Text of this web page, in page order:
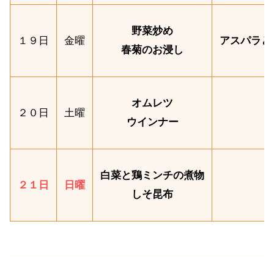
１９日 金曜
野菜炒め
春菊のお浸し
アスパラ
２０日 土曜
オムレツ
ウインナー
２１日 日曜
白菜と鶏ミンチの煮物
しそ昆布